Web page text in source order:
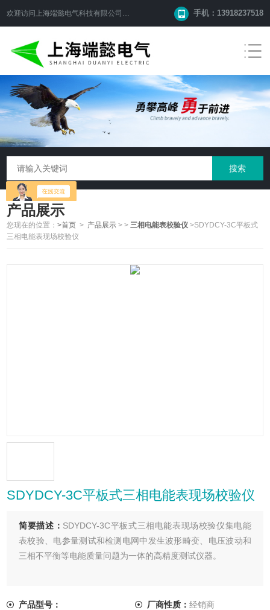
欢迎访问 上海端懿电气科技有限公司 网站！ 手机：13918237518
产品展示
您现在的位置：>首页 > 产品展示 >> 三相电能表校验仪 >SDYDCY-3C平板式
三相电能表现场校验仪
SDYDCY-3C平板式三相电能表现场校验仪
简要描述： SDYDCY-3C平板式三相电能表现场校验仪集电能
表校验、电参量测试和检测电网中发生波形畸变、电压波动和
三相不平衡等电能质量问题为一体的高精度测试仪器。
产品型号： 厂商性质： 经销商